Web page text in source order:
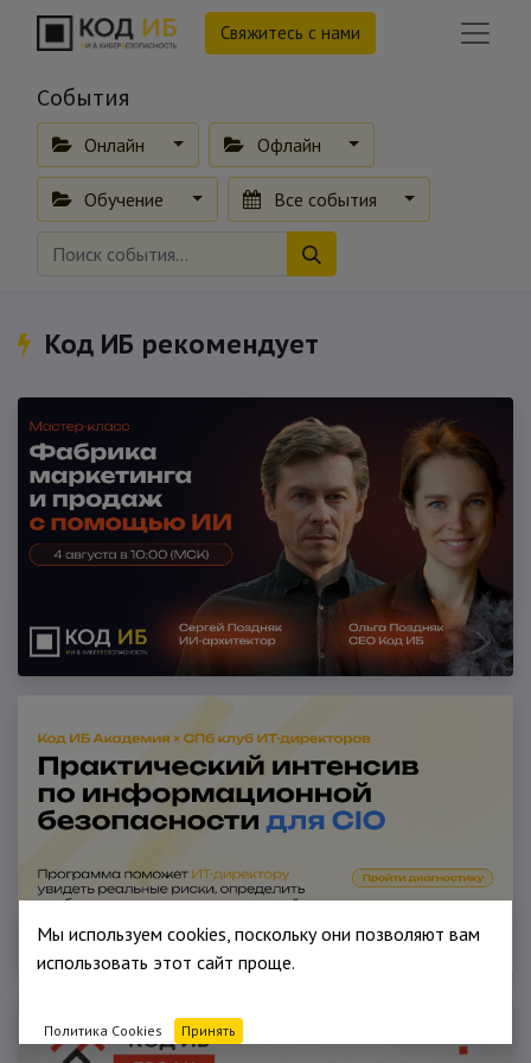
Свяжитесь с нами
События
Онлайн Офлайн
Обучение Все события
Код ИБ рекомендует
Мы используем cookies, поскольку они позволяют вам
использовать этот сайт проще.
Политика Cookies Принять